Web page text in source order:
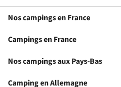
Nos campings en France
Campings en France
Nos campings aux Pays-Bas
Camping en Allemagne